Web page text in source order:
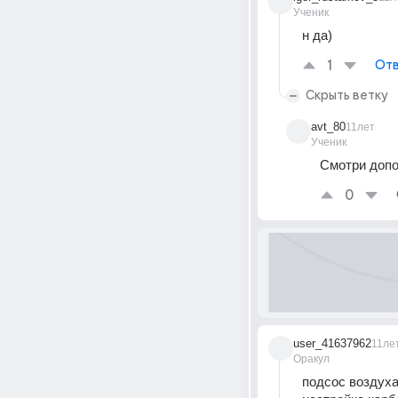
Ученик
н да)
1
Скрыть ветку
avt_80
Ученик
11лет
Смотри
0
user_41637962
Оракул
подсос воздуха